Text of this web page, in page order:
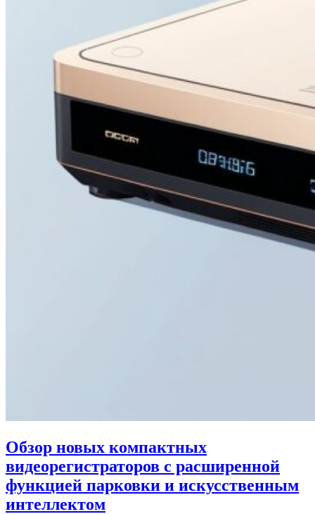
Обзор новых компактных
видеорегистраторов с расширенной
функцией парковки и искусственным
интеллектом